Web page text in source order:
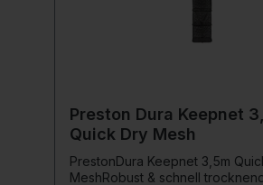
Preston Dura Keepnet
Quick Dry Mesh
PrestonDura Keepnet 3,5m
MeshRobust & schnell